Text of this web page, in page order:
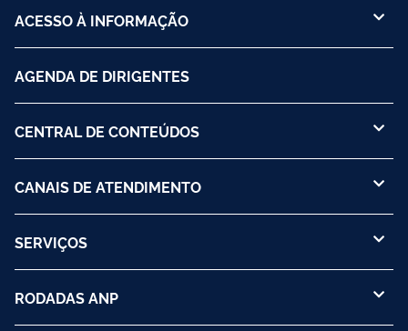
ACESSO À INFORMAÇÃO
AGENDA DE DIRIGENTES
CENTRAL DE CONTEÚDOS
CANAIS DE ATENDIMENTO
SERVIÇOS
RODADAS ANP